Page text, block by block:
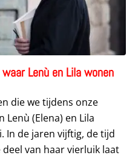
Lenù en Lila wonen
die we tijdens onze
(Elena) en Lila
In de jaren vijftig, de tijd
van haar vierluik laat